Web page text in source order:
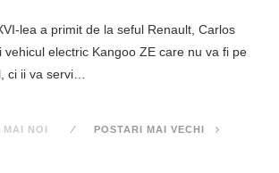
lea a primit de la seful Renault, Carlos
vehicul electric Kangoo ZE care nu va fi pe
ci ii va servi…
MAI NOI POSTARI MAI VECHI